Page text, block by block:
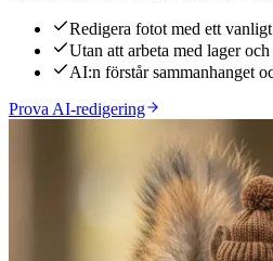
Redigera fotot med ett
Utan att arbeta med lager
AI:n förstår sammanhanget
Prova AI-redigering